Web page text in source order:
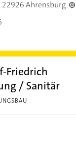
22926 Ahrensburg
Friedrich
/ Sanitär